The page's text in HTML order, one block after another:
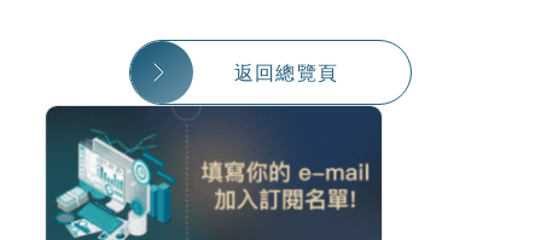
返回總覽頁